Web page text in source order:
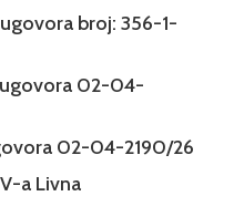
broj: 356-1-
ugovora 02-04-
02-04-2190/26
a Livna